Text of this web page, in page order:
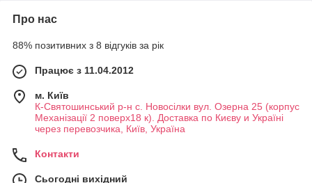
типу:
сують
анато
мічно правильному положенні;
коригують або запобігають різні деформації стопи;
операцій та під час лікування захворювань стопи;
знижують навантаження на ноги, усувають біль і
Про нас
88% позитивних з 8 відгуків за рік
Працює з 11.04.2012
м. Київ
К-Святошинський р-н с. Новосілки вул. Озерна 25 (корпус
Механізації 2 поверх18 к). Доставка по Києву и Україні
через перевозчика, Київ, Україна
Контакти
Сьогодні вихідний